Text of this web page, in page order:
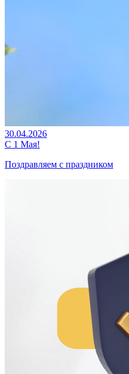
30.04.2026
С 1 Мая!
Поздравляем с праздником